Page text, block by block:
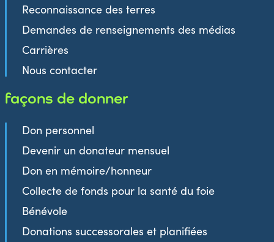
Reconnaissance des terres
Demandes de renseignements des médias
Carrières
Nous contacter
façons de donner
Don personnel
Devenir un donateur mensuel
Don en mémoire/honneur
Collecte de fonds pour la santé du foie
Bénévole
Donations successorales et planifiées